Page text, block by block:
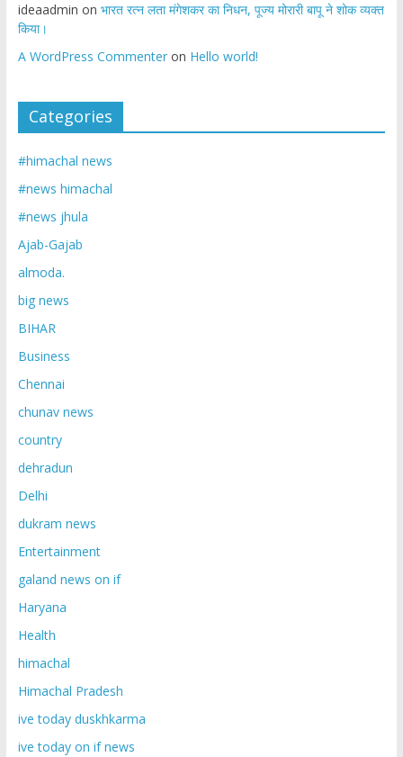
ideaadmin on भारत रत्न लता मंगेशकर का निधन, पूज्य मोरारी बापू ने शोक व्यक्त
किया।
A WordPress Commenteron Hello world!
Categories
#himachal news
#news himachal
#news jhula
Ajab-Gajab
almoda.
big news
BIHAR
Business
Chennai
chunav news
country
dehradun
Delhi
dukram news
Entertainment
galand news on if
Haryana
Health
himachal
Himachal Pradesh
ive today duskhkarma
ive today on if news